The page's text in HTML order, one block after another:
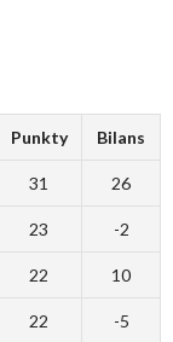
Punkty Bilans
31 26
23 -2
22 10
22 -5